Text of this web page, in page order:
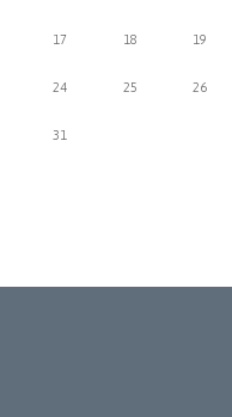
17 18 19
24 25 26
31